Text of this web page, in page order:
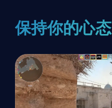
保持你的心态